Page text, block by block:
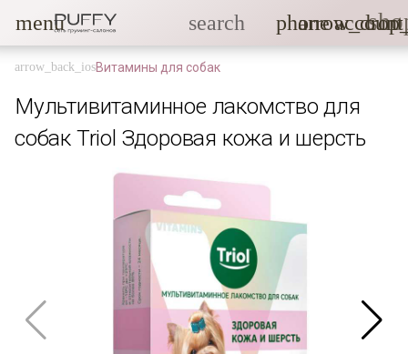
menu search phone
Витамины для собак
Мультивитаминное лакомство для
собак Triol Здоровая кожа и шерсть